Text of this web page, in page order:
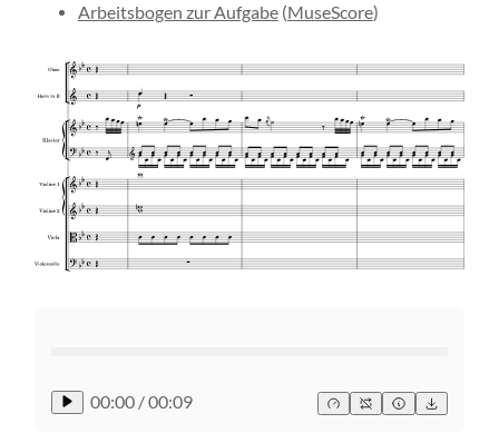
Arbeitsbogen zur Aufgabe(MuseScore)
00:00 /00:09